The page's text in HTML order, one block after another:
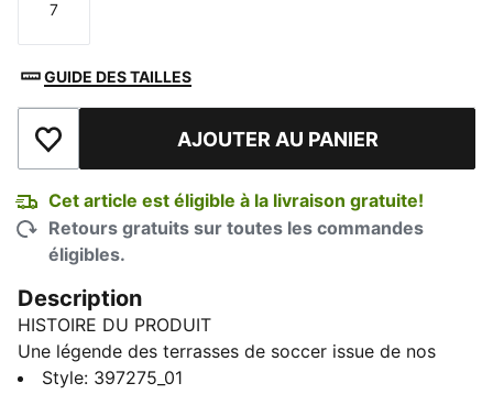
Taille
7
GUIDE DES TAILLES
Ajouter à la liste de souhaits
AJOUTER AU PANIER
Cet article est éligible à la livraison gratuite!
Retours gratuits sur toutes les commandes
éligibles.
Description
HISTOIRE DU PRODUIT
Une légende des terrasses de soccer issue de nos
archives revient : la Palermo. La paire a fait son
Style: 397275_01